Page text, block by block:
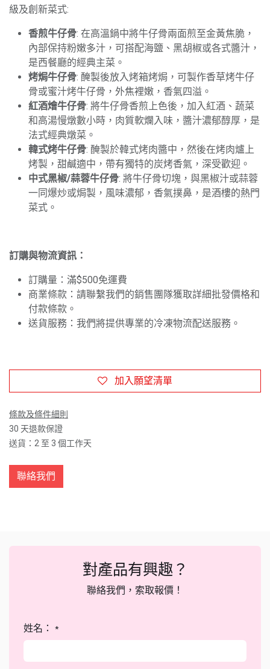
級及創新菜式:
香煎牛仔骨: 在高溫鍋中將牛仔骨兩面煎至金黃焦脆，
內部保持粉嫩多汁，可搭配海鹽、黑胡椒或各式醬汁，
是西餐廳的經典主菜。
烤焗牛仔骨: 醃製後放入烤箱烤焗，可製作香草烤牛仔
骨或蜜汁烤牛仔骨，外焦裡嫩，香氣四溢。
紅酒燴牛仔骨: 將牛仔骨香煎上色後，加入紅酒、蔬菜
和高湯慢燉數小時，肉質軟爛入味，醬汁濃郁醇厚，是
法式經典燉菜。
韓式烤牛仔骨: 醃製於韓式烤肉醬中，然後在烤肉爐上
烤製，甜鹹適中，帶有獨特的炭烤香氣，深受歡迎。
中式黑椒/蒜蓉牛仔骨: 將牛仔骨切塊，與黑椒汁或蒜蓉
一同爆炒或焗製，風味濃郁，香氣撲鼻，是酒樓的熱門
菜式。
訂購與物流資訊：
訂購量：滿$500免運費
商業條款：請聯繫我們的銷售團隊獲取詳細批發價格和
付款條款。
送貨服務：我們將提供專業的冷凍物流配送服務。
加入願望清單
條款及條件細則
30 天退款保證
送貨：2 至 3 個工作天
聯絡我們
對產品有興趣？
聯絡我們，索取報價！
姓名： *